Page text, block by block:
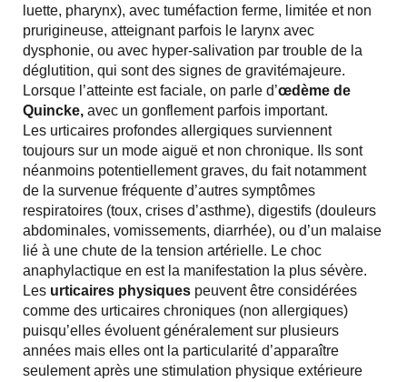
luette, pharynx), avec tuméfaction ferme, limitée et non
prurigineuse, atteignant parfois le larynx avec
dysphonie, ou avec hyper-salivation par trouble de la
déglutition, qui sont des signes de gravitémajeure.
Lorsque l’atteinte est faciale, on parle d’œdème de
Quincke, avec un gonflement parfois important.
Les urticaires profondes allergiques surviennent
toujours sur un mode aiguë et non chronique. Ils sont
néanmoins potentiellement graves, du fait notamment
de la survenue fréquente d’autres symptômes
respiratoires (toux, crises d’asthme), digestifs (douleurs
abdominales, vomissements, diarrhée), ou d’un malaise
lié à une chute de la tension artérielle. Le choc
anaphylactique en est la manifestation la plus sévère.
Les urticaires physiques peuvent être considérées
comme des urticaires chroniques (non allergiques)
puisqu’elles évoluent généralement sur plusieurs
années mais elles ont la particularité d’apparaître
seulement après une stimulation physique extérieure